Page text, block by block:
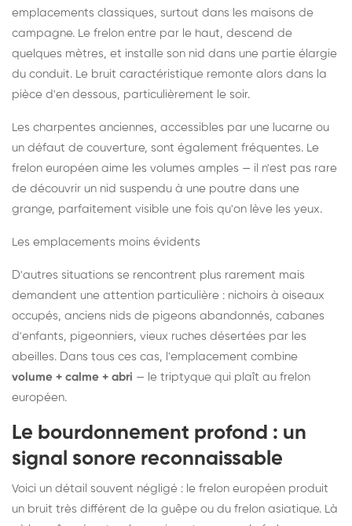
emplacements classiques, surtout dans les maisons de
campagne. Le frelon entre par le haut, descend de
quelques mètres, et installe son nid dans une partie élargie
du conduit. Le bruit caractéristique remonte alors dans la
pièce d'en dessous, particulièrement le soir.
Les charpentes anciennes, accessibles par une lucarne ou
un défaut de couverture, sont également fréquentes. Le
frelon européen aime les volumes amples — il n'est pas rare
de découvrir un nid suspendu à une poutre dans une
grange, parfaitement visible une fois qu'on lève les yeux.
Les emplacements moins évidents
D'autres situations se rencontrent plus rarement mais
demandent une attention particulière : nichoirs à oiseaux
occupés, anciens nids de pigeons abandonnés, cabanes
d'enfants, pigeonniers, vieux ruches désertées par les
abeilles. Dans tous ces cas, l'emplacement combine
volume + calme + abri — le triptyque qui plaît au frelon
européen.
Le bourdonnement profond : un
signal sonore reconnaissable
Voici un détail souvent négligé : le frelon européen produit
un bruit très différent de la guêpe ou du frelon asiatique. Là